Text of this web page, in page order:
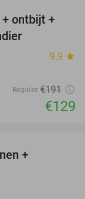
32%
ontbijt +
9.9 star
Regulier €191
€129
+